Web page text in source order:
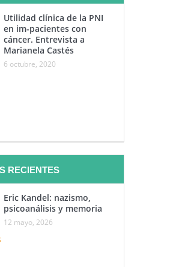
Utilidad clínica de la PNI
en im-pacientes con
cáncer. Entrevista a
Marianela Castés
6 octubre, 2020
RECIENTES
Eric Kandel: nazismo,
psicoanálisis y memoria
12 mayo, 2026